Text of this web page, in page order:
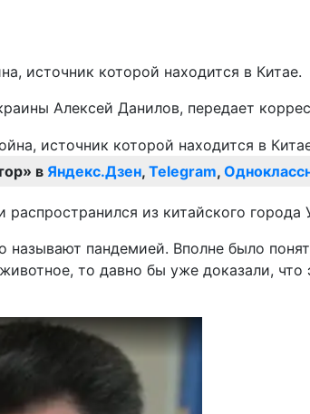
источник которой находится в Китае.
Алексей Данилов, передает
в Яндекс.Дзен, Telegram,
из китайского города
пандемией. Вполне было
то давно бы уже доказали,